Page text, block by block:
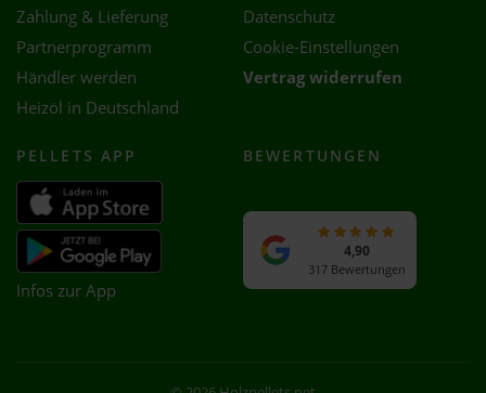
Zahlung & Lieferung
Partnerprogramm
Händler werden
Heizöl in Deutschland
Datenschutz
Cookie-Einstellungen
Vertrag widerrufen
PELLETS APP
Infos zur App
BEWERTUNGEN
4,90
317 Bewertungen